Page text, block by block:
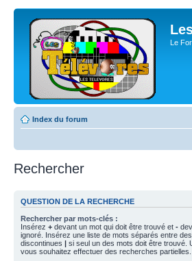
Le
Index du forum
Rechercher
QUESTION DE LA RECHERCHE
Rechercher par mots-clés :
Insérez + devant un mot qui doit être trouvé et -
ignoré. Insérez une liste de mots séparés entre
discontinues | si seul un des mots doit être trouvé.
vous souhaitez effectuer des recherches partielles.